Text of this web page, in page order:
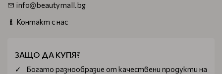
info@beautymall.bg
Контакт с нас
ЗАЩО ДА КУПЯ?
Богатo разнообразие от качествени продукти на